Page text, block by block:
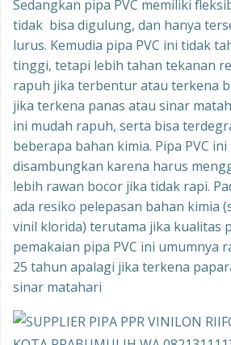
Sedangkan pipa PVC memiliki
tidak bisa digulung, dan hanya
lurus. Kemudia pipa PVC ini tidak
tinggi, tetapi lebih tahan tekanan
rapuh jika terbentur atau terkena
jika terkena panas atau sinar
ini mudah rapuh, serta bisa
beberapa bahan kimia. Pipa PVC
disambungkan karena harus
lebih rawan bocor jika tidak rapi.
ada resiko pelepasan bahan kimia
vinil klorida) terutama jika kualitas
pemakaian pipa PVC ini umumnya
25 tahun apalagi jika terkena
sinar matahari